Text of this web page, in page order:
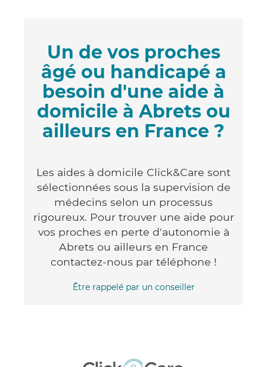
Un de vos proches
âgé ou handicapé a
besoin d'une aide à
domicile à Abrets ou
ailleurs en France ?
Les aides à domicile Click&Care sont
sélectionnées sous la supervision de
médecins selon un processus
rigoureux. Pour trouver une aide pour
vos proches en perte d'autonomie à
Abrets ou ailleurs en France
contactez-nous par téléphone !
Être rappelé par un conseiller